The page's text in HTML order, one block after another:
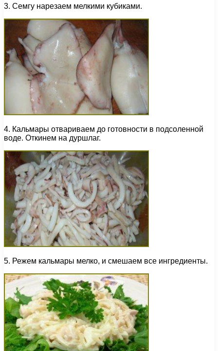
3. Семгу нарезаем мелкими кубиками.
4. Кальмары отвариваем до готовности в подсоленной
воде. Откинем на дуршлаг.
5. Режем кальмары мелко, и смешаем все ингредиенты.